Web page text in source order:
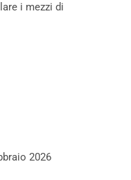
i mezzi di
2026